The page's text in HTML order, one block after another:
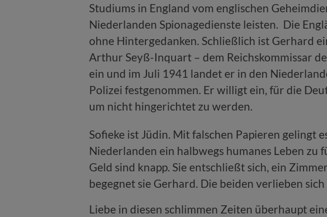
Studiums in England vom englischen
Niederlanden Spionagedienste leisten. Die
ohne Hintergedanken. Schließlich ist Gerhard
Arthur Seyß-Inquart – dem Reichskommissar
ein und im Juli 1941 landet er in den
Polizei festgenommen. Er willigt ein, für die
um nicht hingerichtet zu werden.
Sofieke ist Jüdin. Mit falschen Papieren gelingt
Niederlanden ein halbwegs humanes Leben zu
Geld sind knapp. Sie entschließt sich, ein
begegnet sie Gerhard. Die beiden verlieben
Liebe in diesen schlimmen Zeiten überhaupt